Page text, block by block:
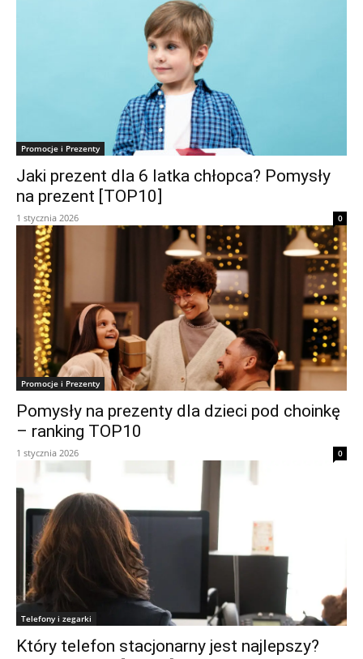
Promocje i Prezenty
Jaki prezent dla 6 latka chłopca? Pomysły
na prezent [TOP10]
1 stycznia 2026 0
Promocje i Prezenty
Pomysły na prezenty dla dzieci pod choinkę
– ranking TOP10
1 stycznia 2026 0
Telefony i zegarki
Który telefon stacjonarny jest najlepszy?